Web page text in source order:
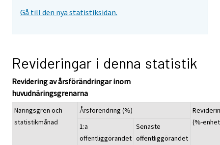
Gå till den nya statistiksidan.
Revideringar i denna statistik
Revidering av årsförändringar inom
huvudnäringsgrenarna
Näringsgren och
statistikmånad
Årsförendring (%)
(%-
1:a
offentliggörandet
Senaste
offentliggörandet